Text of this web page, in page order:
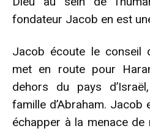
fondateur Jacob en est
Jacob écoute le conseil
met en route pour
dehors du pays
famille d’Abraham.
échapper à la menace